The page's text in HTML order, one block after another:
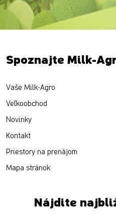
Spoznajte Milk-
Vaše Milk-Agro
Veľkoobchod
Novinky
Kontakt
Priestory na prenájom
Mapa stránok
Nájdite